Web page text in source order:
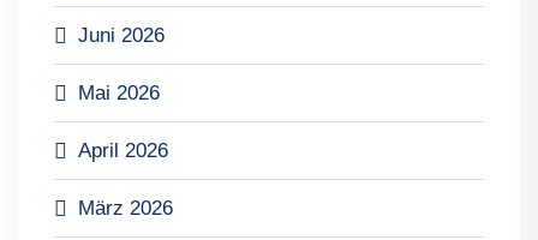
Juni 2026
Mai 2026
April 2026
März 2026